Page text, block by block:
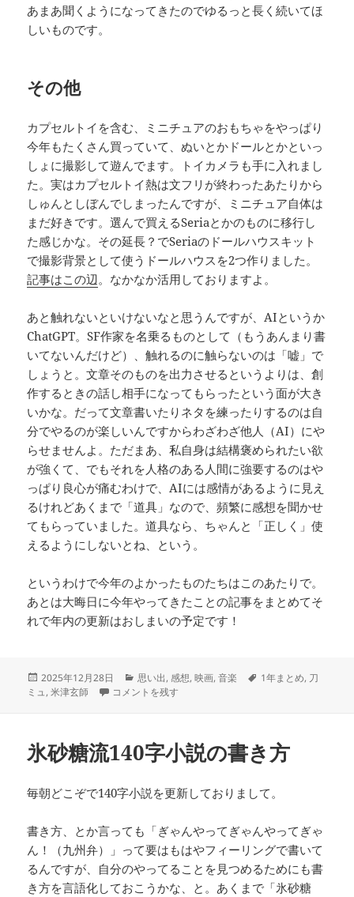
あまあ聞くようになってきたのでゆるっと長く続いてほ
しいものです。
その他
カプセルトイを含む、ミニチュアのおもちゃをやっぱり
今年もたくさん買っていて、ぬいとかドールとかといっ
しょに撮影して遊んでます。トイカメラも手に入れまし
た。実はカプセルトイ熱は文フリが終わったあたりから
しゅんとしぼんでしまったんですが、ミニチュア自体は
まだ好きです。選んで買えるSeriaとかのものに移行し
た感じかな。その延長？でSeriaのドールハウスキット
で撮影背景として使うドールハウスを2つ作りました。
記事はこの辺。なかなか活用しておりますよ。
あと触れないといけないなと思うんですが、AIというか
ChatGPT。SF作家を名乗るものとして（もうあんまり書
いてないんだけど）、触れるのに触らないのは「嘘」で
しょうと。文章そのものを出力させるというよりは、創
作するときの話し相手になってもらったという面が大き
いかな。だって文章書いたりネタを練ったりするのは自
分でやるのが楽しいんですからわざわざ他人（AI）にや
らせませんよ。ただまあ、私自身は結構褒められたい欲
が強くて、でもそれを人格のある人間に強要するのはや
っぱり良心が痛むわけで、AIには感情があるように見え
るけれどあくまで「道具」なので、頻繁に感想を聞かせ
てもらっていました。道具なら、ちゃんと「正しく」使
えるようにしないとね、という。
というわけで今年のよかったものたちはこのあたりで。
あとは大晦日に今年やってきたことの記事をまとめてそ
れで年内の更新はおしまいの予定です！
投
稿
2025年12月28日
カ
テ
思い出,感想,映画,音楽
タ
1年まとめ, 刀
ミュ,米津玄師 2025年、よかったものたち に
コメントを残す
氷砂糖流140字小説の書き方
毎朝どこぞで140字小説を更新しておりまして。
書き方、とか言っても「ぎゃんやってぎゃんやってぎゃ
ん！（九州弁）」って要はもはやフィーリングで書いて
るんですが、自分のやってることを見つめるためにも書
き方を言語化しておこうかな、と。あくまで「氷砂糖